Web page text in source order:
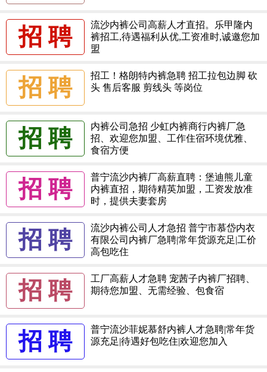
招 聘
流沙内裤公司高薪人才直招。乐甲隆内
裤招工,待遇福利从优,工资准时,诚邀您加
盟
招 聘
招工！格朗特内裤急聘 招工拉包边脚 砍
头 售后客服 剪线头 等岗位
招 聘
内裤公司急招 少虹内裤商行内裤厂急
招、欢迎您加盟、工作住宿环境优雅、
食宿方便
招 聘
普宁流沙内裤厂高薪直聘：堡迪熊儿童
内裤直招，期待精英加盟，工资发放准
时，提供夫妻套房
招 聘
流沙内裤公司人才急招 普宁市慕岱内衣
有限公司内裤厂急聘|常年货源充足|工价
高包吃住
招 聘
工厂高薪人才急聘 宠茜子内裤厂招聘、
期待您加盟、无需经验、包食宿
招 聘
普宁流沙菲妮慕舒内裤人才急聘|常年货
源充足|待遇好包吃住|欢迎您加入